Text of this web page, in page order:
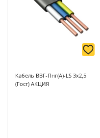
Кабель ВВГ-Пнг(A)-LS 3х2,5
(Гост) АКЦИЯ